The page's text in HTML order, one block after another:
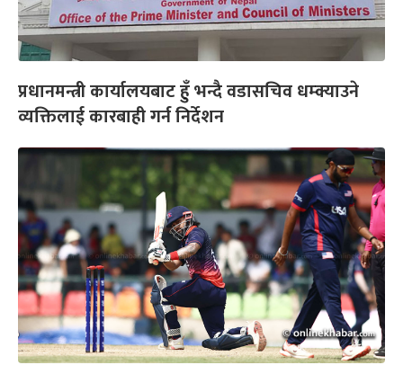
प्रधानमन्त्री कार्यालयबाट हुँ भन्दै वडासचिव धम्क्याउने
व्यक्तिलाई कारबाही गर्न निर्देशन